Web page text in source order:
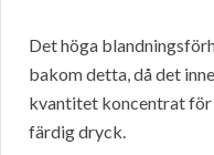
Det höga
bakom detta, då det
kvantitet koncentrat för
färdig dryck.